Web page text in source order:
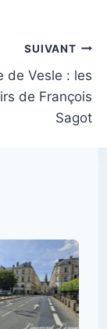
SUIVANT
de Vesle : les
de François
Sagot